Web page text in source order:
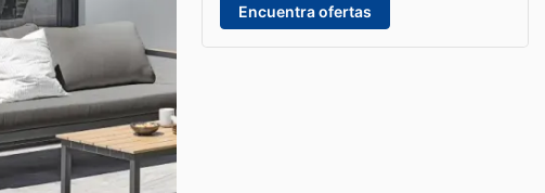
Encuentra ofertas